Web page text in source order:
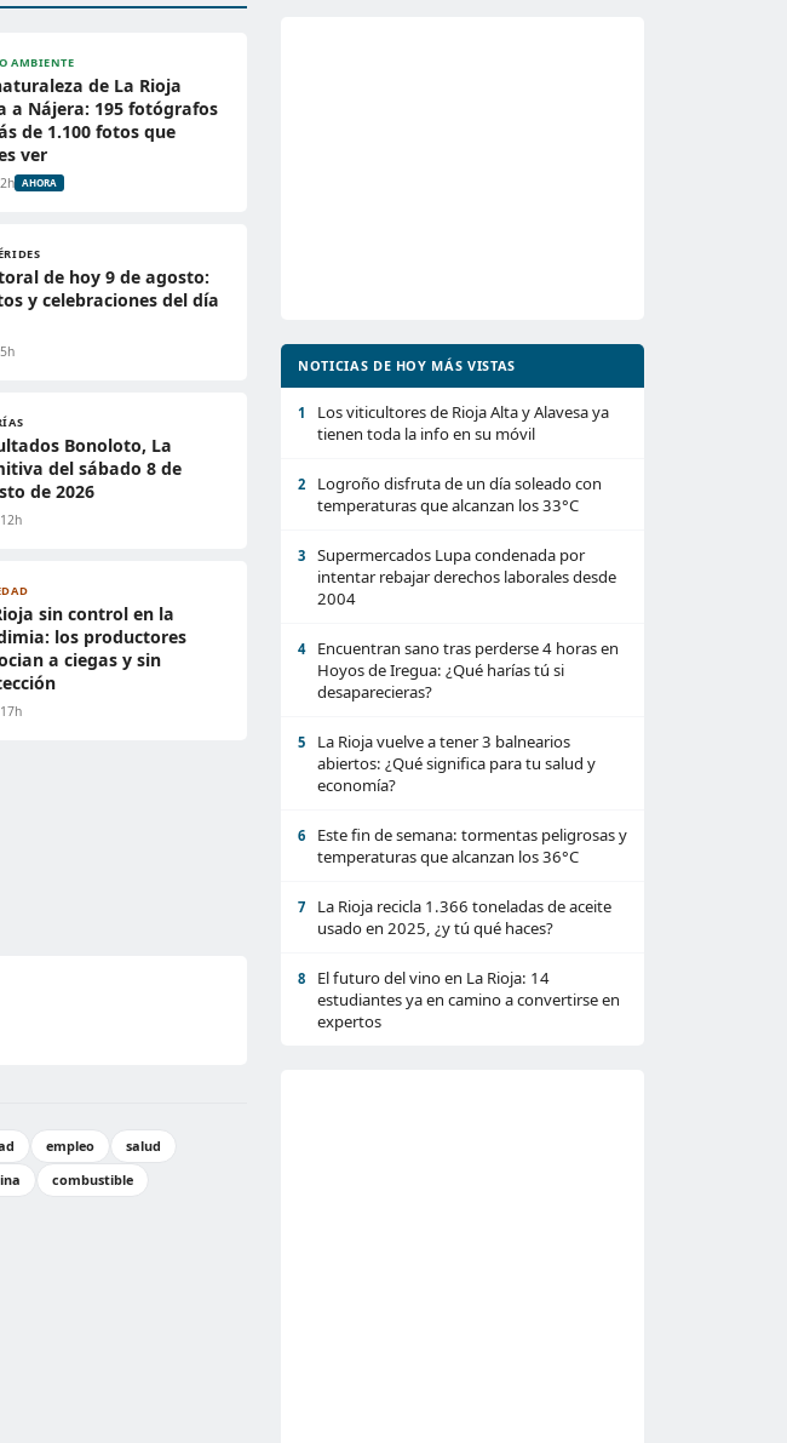
AMBIENTE
de La Rioja
a Nájera: 195 fotógrafos
de 1.100 fotos que
ver
AHORA
de hoy 9 de agosto:
y celebraciones del día
Bonoloto, La
del sábado 8 de
de 2026
sin control en la
los productores
a ciegas y sin
empleo
salud
combustible
NOTICIAS DE HOY MÁS VISTAS
1
Los viticultores de Rioja Alta y Alavesa ya
tienen toda la info en su móvil
2
Logroño disfruta de un día soleado con
temperaturas que alcanzan los 33°C
3
Supermercados Lupa condenada por
intentar rebajar derechos laborales desde
2004
4
Encuentran sano tras perderse 4 horas en
Hoyos de Iregua: ¿Qué harías tú si
desaparecieras?
5
La Rioja vuelve a tener 3 balnearios
abiertos: ¿Qué significa para tu salud y
economía?
6
Este fin de semana: tormentas peligrosas y
temperaturas que alcanzan los 36°C
7
La Rioja recicla 1.366 toneladas de aceite
usado en 2025, ¿y tú qué haces?
8
El futuro del vino en La Rioja: 14
estudiantes ya en camino a convertirse en
expertos